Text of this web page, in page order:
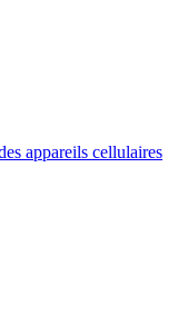
appareils cellulaires